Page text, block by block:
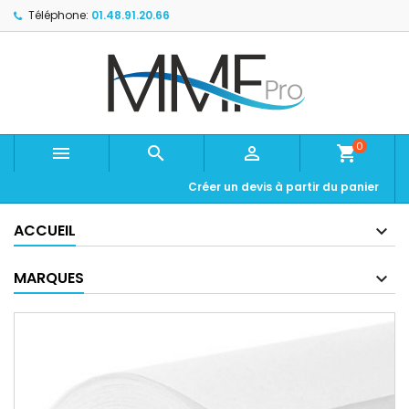
Téléphone: 01.48.91.20.66
   shopping_cart0
Créer un devis à partir du panier
ACCUEIL
MARQUES